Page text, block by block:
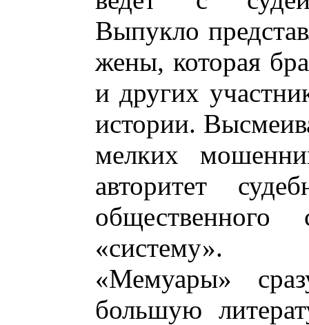
Выпукло
жены, которая
и других
истории.
мелких
авторитет
общественного
«систему».
«Мемуары»
большую